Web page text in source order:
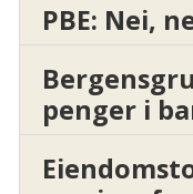
PBE: Nei,
penger i